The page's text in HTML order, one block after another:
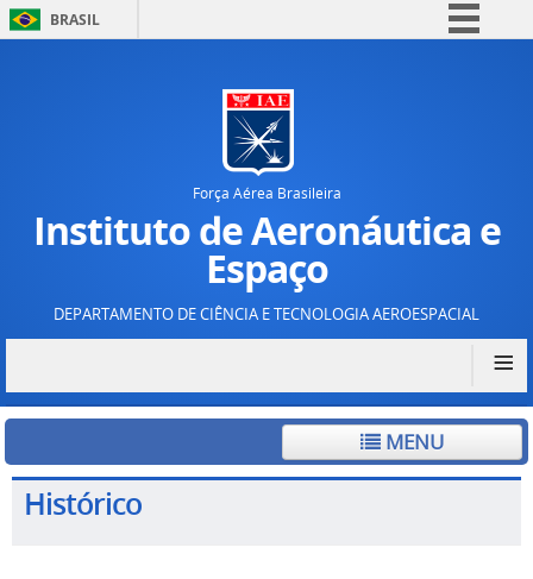
BRASIL
Canais
Força Aérea Brasileira
Instituto de Aeronáutica e
Espaço
DEPARTAMENTO DE CIÊNCIA E TECNOLOGIA AEROESPACIAL
≡
MENU
Histórico